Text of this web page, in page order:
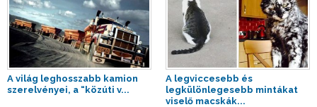
A világ leghosszabb kamion
szerelvényei, a “közúti v...
A legviccesebb és
legkülönlegesebb mintákat
viselő macskák...